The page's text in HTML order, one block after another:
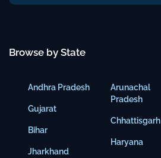
Browse by State
Andhra Pradesh
Gujarat
Bihar
Jharkhand
Arunachal
Pradesh
Chhattisgarh
Haryana